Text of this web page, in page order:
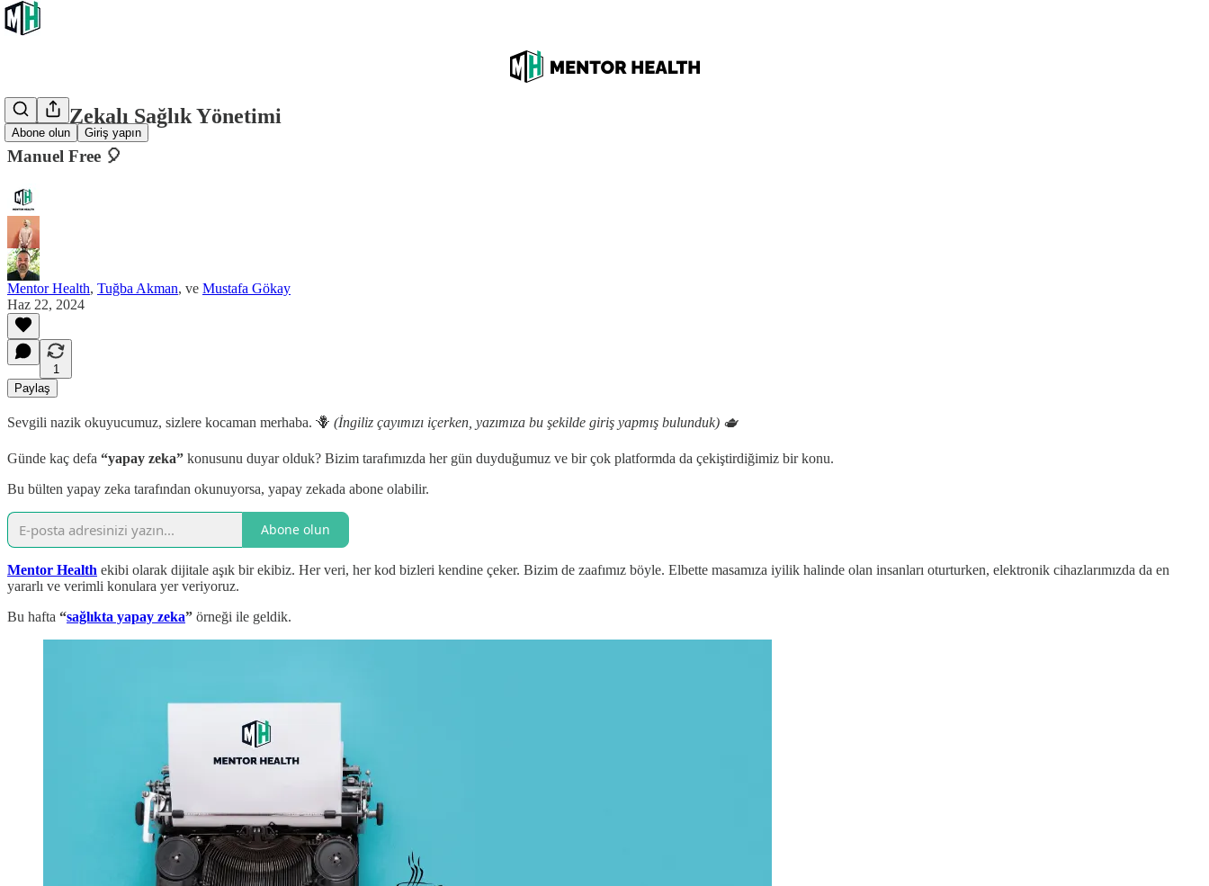
Abone olun Giriş yapın
Yapay Zekalı Sağlık Yönetimi
Manuel Free 🎈
Mentor Health, Tuğba Akman, ve Mustafa Gökay
Haz 22, 2024
1
Paylaş
Sevgili nazik okuyucumuz, sizlere kocaman merhaba. 🪻 (İngiliz çayımızı içerken, yazımıza bu şekilde giriş yapmış bulunduk) 🫖
Günde kaç defa “yapay zeka” konusunu duyar olduk? Bizim tarafımızda her gün duyduğumuz ve bir çok platformda da çekiştirdiğimiz bir konu.
Bu bülten yapay zeka tarafından okunuyorsa, yapay zekada abone olabilir.
Abone olun
Mentor Health ekibi olarak dijitale aşık bir ekibiz. Her veri, her kod bizleri kendine çeker. Bizim de zaafımız böyle. Elbette masamıza iyilik halinde olan insanları oturturken, elektronik cihazlarımızda da en
yararlı ve verimli konulara yer veriyoruz.
Bu hafta “sağlıkta yapay zeka” örneği ile geldik.